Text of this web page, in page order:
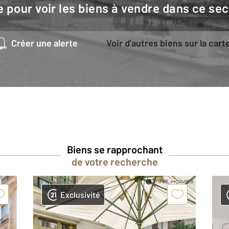
pour voir les biens à vendre dans ce
Créer une alerte Voir d'autres biens sur la
Biens se rapprochant
de votre recherche
Exclusivité